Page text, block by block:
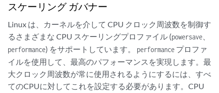
スケーリング ガバナー
Linux は、カーネルを介して CPU クロック周波数を制御す
るさまざまな CPU スケーリングプロファイル (powersave
performance) をサポートしています。 performance プロファ
イルを使用して、最高のパフォーマンスを実現します。最
大クロック周波数が常に使用されるようにするには、すべ
てのCPUに対してこれを設定する必要があります。CPU